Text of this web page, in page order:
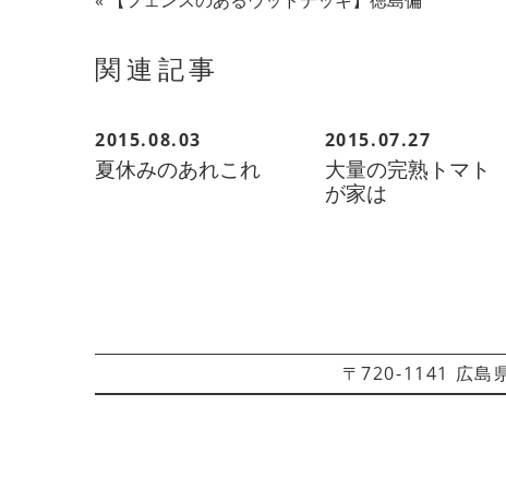
関連記事
2015.08.03
夏休みのあれこれ
2015.07.27
大量の完熟トマ
が家は
〒720-1141 広島